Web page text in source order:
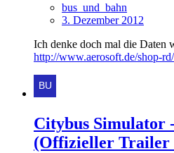
bus_und_bahn
3. Dezember 2012
Ich denke doch mal die Daten
http://www.aerosoft.de/shop-
Citybus Simulator
(Offizieller Trailer